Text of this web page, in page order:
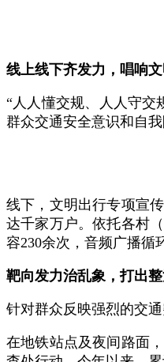
线上线下齐发力，唱响
“人人懂交规、人人守交
群众交通安全意识和自我
线下，文明出行专项宣
达千家万户。依托各村
容230余次，音频广播循
靶向发力治乱象，打出
针对群众反映强烈的交
在地铁站点及夜间路面